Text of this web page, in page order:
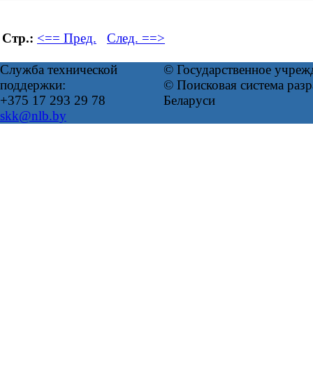
Стр.: <== Пред. След. ==>
Служба технической
поддержки:
+375 17 293 29 78
skk@nlb.by
© Государственное
© Поисковая система
Беларуси